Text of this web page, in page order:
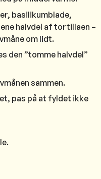
basilikumblade,
halvdel af tortillaen –
om lidt.
den ”tomme halvdel”
sammen.
pas på at fyldet ikke